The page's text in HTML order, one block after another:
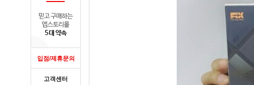
입점/제휴문의
고객센터